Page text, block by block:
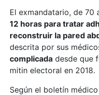
El exmandatario, de 70
12 horas para tratar
reconstruir la pared
descrita por sus
complicada desde que
mitin electoral en 2018.
Según el boletín